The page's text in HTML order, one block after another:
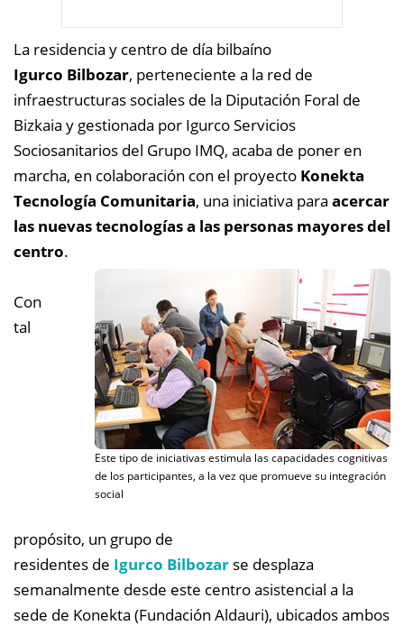
La residencia y centro de día bilbaíno
Igurco Bilbozar, perteneciente a la red de
infraestructuras sociales de la Diputación Foral de
Bizkaia y gestionada por Igurco Servicios
Sociosanitarios del Grupo IMQ, acaba de poner en
marcha, en colaboración con el proyecto Konekta
Tecnología Comunitaria, una iniciativa para acercar
las nuevas tecnologías a las personas mayores del
centro.
Este tipo de iniciativas estimula las capacidades cognitivas
de los participantes, a la vez que promueve su integración
social
Con
tal
propósito, un grupo de
residentes de Igurco Bilbozar se desplaza
semanalmente desde este centro asistencial a la
sede de Konekta (Fundación Aldauri), ubicados ambos